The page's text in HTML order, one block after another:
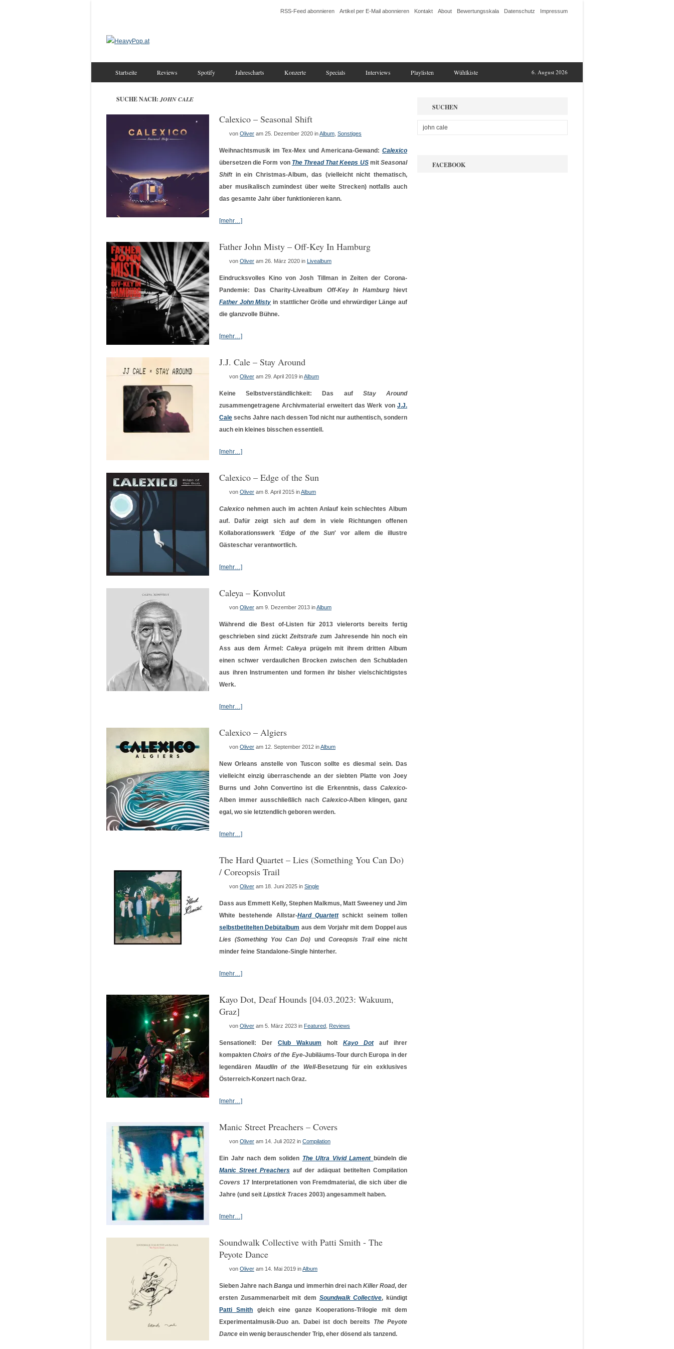
RSS-Feed abonnieren Artikel per E-Mail abonnieren Kontakt About Bewertungsskala Datenschutz Impressum
6. August 2026
Startseite Reviews Spotify Jahrescharts Konzerte Specials Interviews Playlisten Wühlkiste
SUCHE NACH:JOHN CALE
Calexico – Seasonal Shift
von Oliver am 25. Dezember 2020 inAlbum Sonstiges
Weihnachtsmusik im Tex-Mex und Americana-Gewand: Calexico
übersetzen die Form von The Thread That Keeps USmitSeasonal
Shiftin ein Christmas-Album, das (vielleicht nicht thematisch,
aber musikalisch zumindest über weite Strecken) notfalls auch
das gesamte Jahr über funktionieren kann.
[mehr…]
Father John Misty – Off​-​Key In Hamburg
von Oliver am 26. März 2020 in Livealbum
Eindrucksvolles Kino von Josh Tillman in Zeiten der Corona-
Pandemie: Das Charity-Livealbum Off​-​Key In Hamburghievt
Father John Misty in stattlicher Größe und ehrwürdiger Länge auf
die glanzvolle Bühne.
[mehr…]
J.J. Cale – Stay Around
von Oliver am 29. April 2019 inAlbum
Keine Selbstverständlichkeit: Das auf Stay Around
zusammengetragene Archivmaterial erweitert das Werk von J.J.
Cale sechs Jahre nach dessen Tod nicht nur authentisch, sondern
auch ein kleines bisschen essentiell.
[mehr…]
Calexico – Edge of the Sun
von Oliver am 8. April 2015 inAlbum
Calexico nehmen auch im achten Anlauf kein schlechtes Album
auf. Dafür zeigt sich auf dem in viele Richtungen offenen
Kollaborationswerk 'Edge of the Sun' vor allem die illustre
Gästeschar verantwortlich.
[mehr…]
Caleya – Konvolut
von Oliver am 9. Dezember 2013 inAlbum
Während die Best of-Listen für 2013 vielerorts bereits fertig
geschrieben sind zücktZeitstrafe zum Jahresende hin noch ein
Ass aus dem Ärmel:Caleya prügeln mit ihrem dritten Album
einen schwer verdaulichen Brocken zwischen den Schubladen
aus ihren Instrumenten und formen ihr bisher vielschichtigstes
Werk.
[mehr…]
Calexico – Algiers
von Oliver am 12. September 2012 inAlbum
New Orleans anstelle von Tuscon sollte es diesmal sein. Das
vielleicht einzig überraschende an der siebten Platte von Joey
Burns und John Convertino ist die Erkenntnis, dass Calexico-
Alben immer ausschließlich nach Calexico-Alben klingen, ganz
egal, wo sie letztendlich geboren werden.
[mehr…]
The Hard Quartet – Lies (Something You Can Do)
/ Coreopsis Trail
von Oliver am 18. Juni 2025 in Single
Dass aus Emmett Kelly, Stephen Malkmus, Matt Sweeney und Jim
White bestehende Allstar-Hard Quartettschickt seinem tollen
selbstbetitelten Debütalbum aus dem Vorjahr mit dem Doppel aus
Lies (Something You Can Do) und Coreopsis Traileine nicht
minder feine Standalone-Single hinterher.
[mehr…]
Kayo Dot, Deaf Hounds [04.03.2023: Wakuum,
Graz]
von Oliver am 5. März 2023 in Featured Reviews
Sensationell: Der Club Wakuum holt Kayo Dotauf ihrer
kompaktenChoirs of the Eye-Jubiläums-Tour durch Europa in der
legendären Maudlin of the Well-Besetzung für ein exklusives
Österreich-Konzert nach Graz.
[mehr…]
Manic Street Preachers – Covers
von Oliver am 14. Juli 2022 in Compilation
Ein Jahr nach dem soliden The Ultra Vivid Lament bündeln die
Manic Street Preachers auf der adäquat betitelten Compilation
Covers 17 Interpretationen von Fremdmaterial, die sich über die
Jahre (und seit Lipstick Traces 2003) angesammelt haben.
[mehr…]
Soundwalk Collective with Patti Smith ‎- The
Peyote Dance
von Oliver am 14. Mai 2019 inAlbum
Sieben Jahre nachBanga und immerhin drei nach Killer Road, der
ersten Zusammenarbeit mit dem Soundwalk Collective, kündigt
Patti Smith gleich eine ganze Kooperations-Trilogie mit dem
Experimentalmusik-Duo an. Dabei ist doch bereits The Peyote
Dance ein wenig berauschender Trip, eher dösend als tanzend.
SUCHEN
FACEBOOK